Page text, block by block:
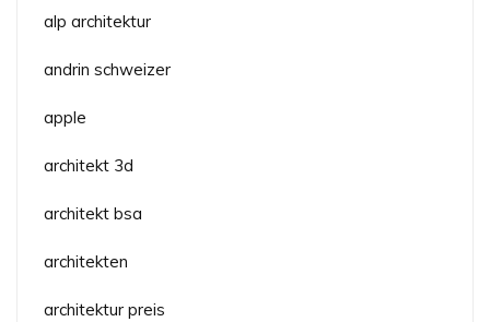
alp architektur
andrin schweizer
apple
architekt 3d
architekt bsa
architekten
architektur preis